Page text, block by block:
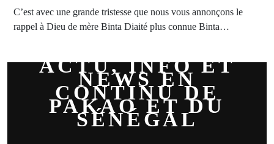
C’est avec une grande tristesse que nous vous annonçons le
rappel à Dieu de mère Binta Diaité plus connue Binta…
ACTU, INFO ET
NEWS EN
CONTINU DE
PAKAO ET DU
SÉNÉGAL